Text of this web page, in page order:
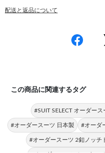
配送と返品について
この商品に関連するタグ
#SUIT SELECT オーダース
#オーダースーツ 日本製 #オーダ
#オーダースーツ 2釦ノッチ